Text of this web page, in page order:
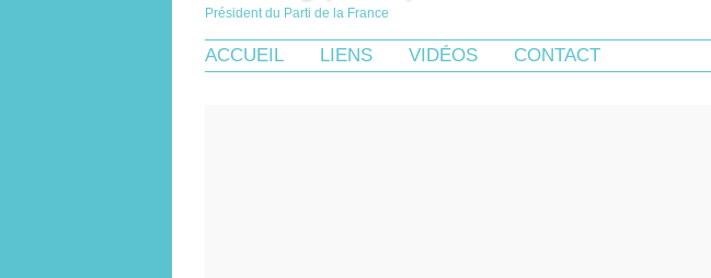
Président du Parti de la France
ACCUEIL LIENS VIDÉOS CONTACT